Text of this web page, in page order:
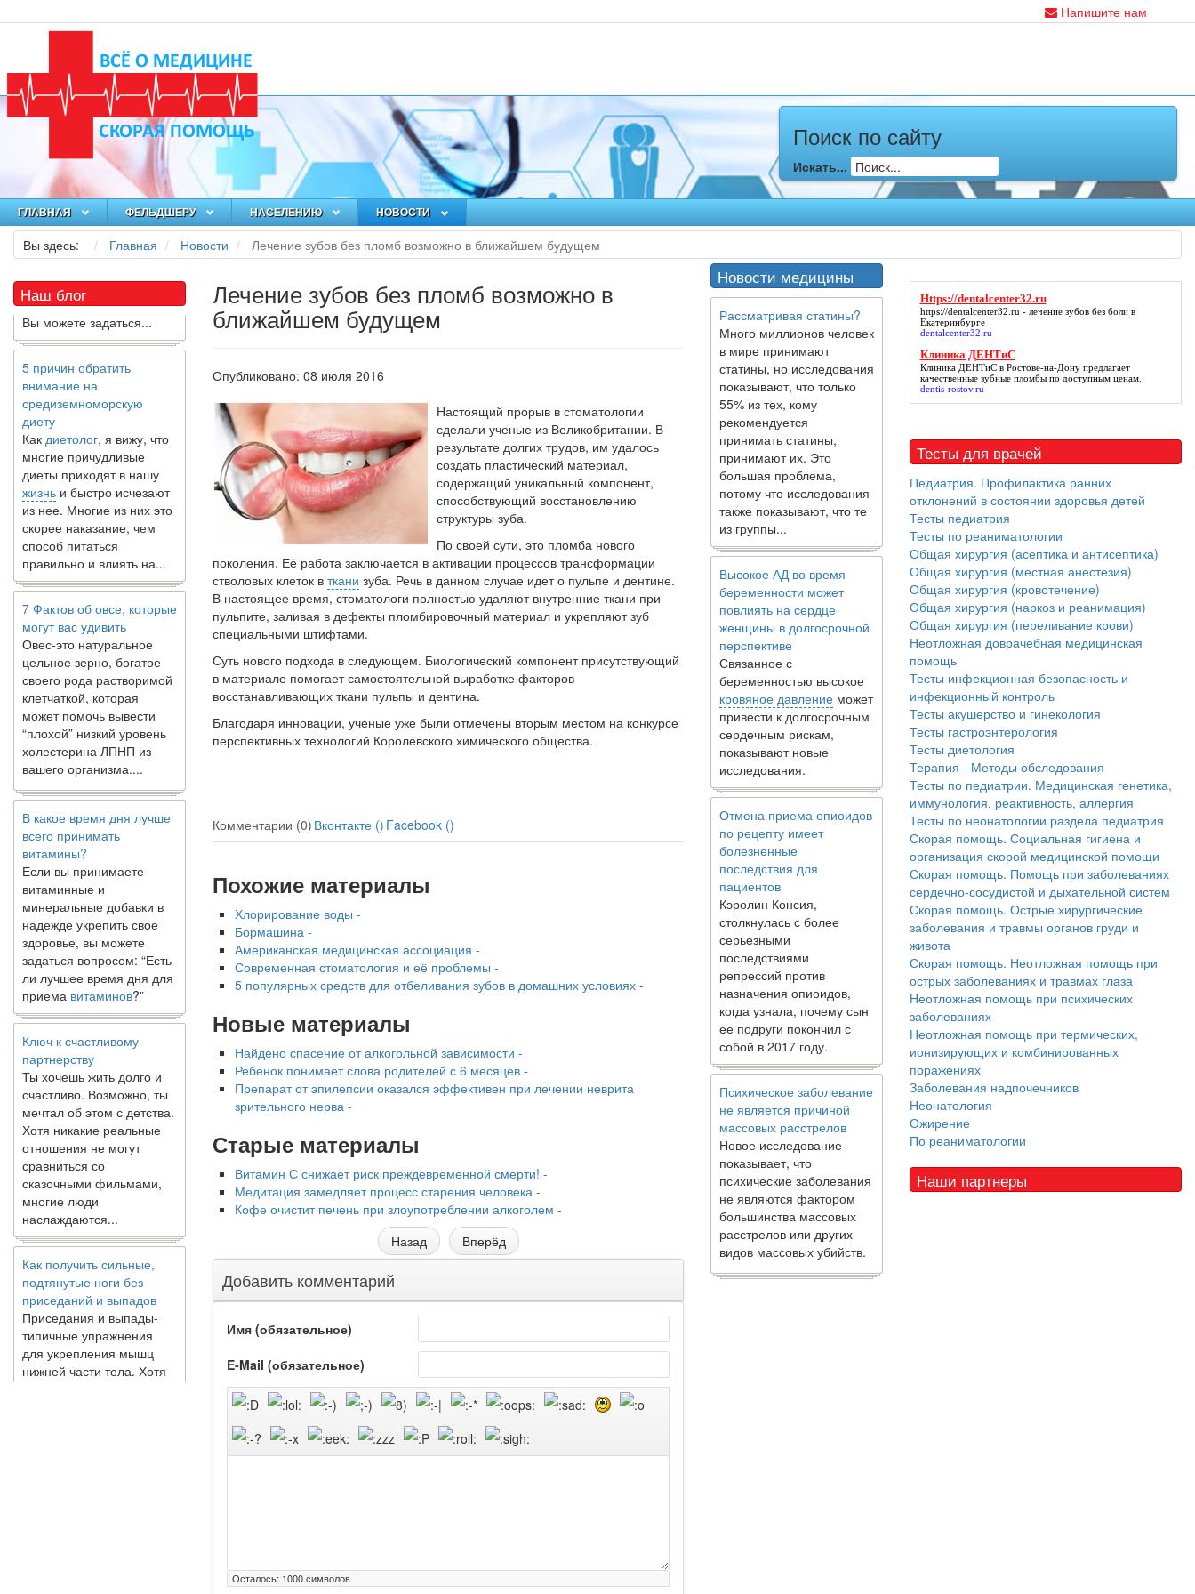
Напишите нам
Поиск по сайту
Искать...
ГЛАВНАЯ ФЕЛЬДШЕРУ НАСЕЛЕНИЮ НОВОСТИ
Вы здесь: Главная Новости Лечение зубов без пломб возможно в ближайшем будущем
Наш блог
Как я заболел во время
локдауна?
Это странная ситуация:
вы соблюдали все меры
предосторожности
COVID-19 (вы почти все
время дома), но, тем не
образом простудились.
Вы можете задаться...
5 причин обратить
внимание на
средиземноморскую
диету
Какдиетолог
многие причудливые
диеты приходят в нашу
жизньи быстро исчезают
из нее. Многие из них это
скорее наказание, чем
способ питаться
правильно и влиять на...
7 Фактов об овсе, которые
могут вас удивить
Овес-это натуральное
цельное зерно, богатое
своего рода растворимой
клетчаткой, которая
может помочь вывести
“плохой” низкий уровень
холестерина ЛПНП из
вашего организма....
В какое время дня лучше
всего принимать
витамины?
Если вы принимаете
витаминные и
минеральные добавки в
надежде укрепить свое
здоровье, вы можете
задаться вопросом: “Есть
ли лучшее время дня для
приемавитаминов?”
Ключ к счастливому
партнерству
Ты хочешь жить долго и
счастливо. Возможно, ты
мечтал об этом с детства.
Хотя никакие реальные
отношения не могут
сравниться со
сказочными фильмами,
многие люди
наслаждаются...
Как получить сильные,
подтянутые ноги без
приседаний и выпадов
Приседания и выпады-
типичные упражнения
для укрепления мышц
нижней части тела. Хотя
они чрезвычайно
Лечение зубов без пломб возможно в
ближайшем будущем
Опубликовано: 08 июля 2016
Настоящий прорыв в стоматологии
сделали ученые из Великобритании. В
результате долгих трудов, им удалось
создать пластический материал,
содержащий уникальный компонент,
способствующий восстановлению
структуры зуба.
По своей сути, это пломба нового
поколения. Её работа заключается в активации процессов трансформации
стволовых клеток в ткани зуба. Речь в данном случае идет о пульпе и дентине.
В настоящее время, стоматологи полностью удаляют внутренние ткани при
пульпите, заливая в дефекты пломбировочный материал и укрепляют зуб
специальными штифтами.
Суть нового подхода в следующем. Биологический компонент присутствующий
в материале помогает самостоятельной выработке факторов
восстанавливающих ткани пульпы и дентина.
Благодаря инновации, ученые уже были отмечены вторым местом на конкурсе
перспективных технологий Королевского химического общества.
Комментарии (0) Вконтакте () Facebook ()
Похожие материалы
Хлорирование воды -
Бормашина -
Американская медицинская ассоциация -
Современная стоматология и её проблемы -
5 популярных средств для отбеливания зубов в домашних условиях -
Новые материалы
Найдено спасение от алкогольной зависимости -
Ребенок понимает слова родителей с 6 месяцев -
Препарат от эпилепсии оказался эффективен при лечении неврита
зрительного нерва -
Старые материалы
Витамин С снижает риск преждевременной смерти! -
Медитация замедляет процесс старения человека -
Кофе очистит печень при злоупотреблении алкоголем -
Назад
Вперёд
Добавить комментарий
Имя (обязательное)
E-Mail (обязательное)
Осталось: 1000символов
Новости медицины
Рассматривая статины?
Много миллионов человек
в мире принимают
статины, но исследования
показывают, что только
55% из тех, кому
рекомендуется
принимать статины,
принимают их. Это
большая проблема,
потому что исследования
также показывают, что те
из группы...
Высокое АД во время
беременности может
повлиять на сердце
женщины в долгосрочной
перспективе
Связанное с
беременностью высокое
кровяное давление может
привести к долгосрочным
сердечным рискам,
показывают новые
исследования.
Отмена приема опиоидов
по рецепту имеет
болезненные
последствия для
пациентов
Кэролин Консия,
столкнулась с более
серьезными
последствиями
репрессий против
назначения опиоидов,
когда узнала, почему сын
ее подруги покончил с
собой в 2017 году.
Психическое заболевание
не является причиной
массовых расстрелов
Новое исследование
показывает, что
психические заболевания
не являются фактором
большинства массовых
расстрелов или других
видов массовых убийств.
Https://dentalcenter32.ru
https://dentalcenter32.ru - лечение зубов без боли в
Екатеринбурге
dentalcenter32.ru
Клиника ДЕНТиС
Клиника ДЕНТиСв Ростове-на-Дону предлагает
качественные зубные пломбы по доступным ценам.
dentis-rostov.ru
Тесты для врачей
Педиатрия. Профилактика ранних
отклонений в состоянии здоровья детей
Тесты педиатрия
Тесты по реаниматологии
Общая хирургия (асептика и антисептика)
Общая хирургия (местная анестезия)
Общая хирургия (кровотечение)
Общая хирургия (наркоз и реанимация)
Общая хирургия (переливание крови)
Неотложная доврачебная медицинская
помощь
Тесты инфекционная безопасность и
инфекционный контроль
Тесты акушерство и гинекология
Тесты гастроэнтерология
Тесты диетология
Терапия - Методы обследования
Тесты по педиатрии. Медицинская генетика,
иммунология, реактивность, аллергия
Тесты по неонатологии раздела педиатрия
Скорая помощь. Социальная гигиена и
организация скорой медицинской помощи
Скорая помощь. Помощь при заболеваниях
сердечно-сосудистой и дыхательной систем
Скорая помощь. Острые хирургические
заболевания и травмы органов груди и
живота
Скорая помощь. Неотложная помощь при
острых заболеваниях и травмах глаза
Неотложная помощь при психических
заболеваниях
Неотложная помощь при термических,
ионизирующих и комбинированных
поражениях
Заболевания надпочечников
Неонатология
Ожирение
По реаниматологии
Наши партнеры